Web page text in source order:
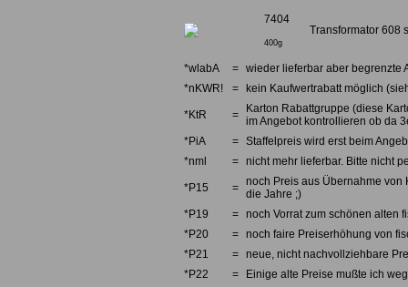
7404
400g
Transformator 608
*wlabA = wieder lieferbar aber begrenzte
*nKWR!
= kein Kaufwertrabatt möglich
*KtR =
Karton Rabattgruppe (diese
im Angebot kontrollieren ob da
*PiA
= Staffelpreis wird erst beim
*nml
= nicht mehr lieferbar. Bitte nicht
*P15 = noch Preis aus Übernahme von
die Jahre ;)
*P19
= noch Vorrat zum schönen alten
*P20
= noch faire Preiserhöhung von
*P21
= neue, nicht nachvollziehbare
*P22
=
Einige alte Preise mußte ich